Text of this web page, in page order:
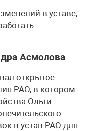
в уставе,
Асмолова
открытое
РАО, в котором
Ольги
в устав РАО для